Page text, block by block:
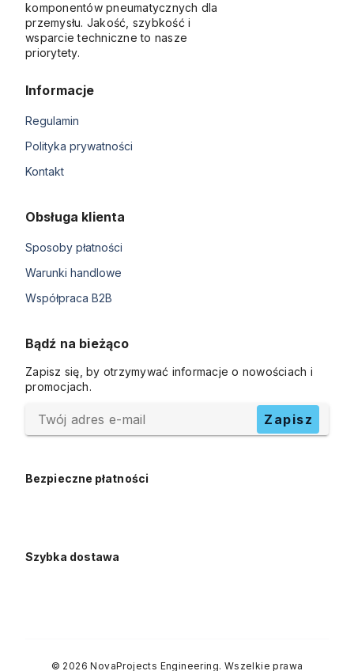
komponentów pneumatycznych dla
przemysłu. Jakość, szybkość i
wsparcie techniczne to nasze
priorytety.
Informacje
Regulamin
Polityka prywatności
Kontakt
Obsługa klienta
Sposoby płatności
Warunki handlowe
Współpraca B2B
Bądź na bieżąco
Zapisz się, by otrzymywać informacje o nowościach i
promocjach.
Twój adres e-mail Zapisz
Bezpieczne płatności
Szybka dostawa
© 2026 NovaProjects Engineering. Wszelkie prawa